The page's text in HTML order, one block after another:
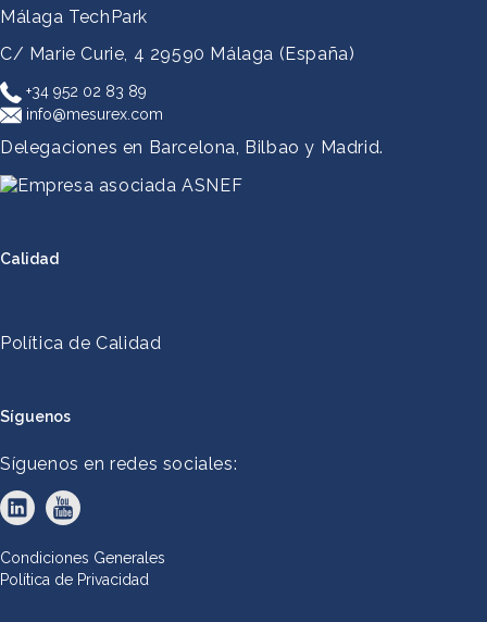
Málaga TechPark
C/ Marie Curie, 4 29590 Málaga (España)
+34 952 02 83 89
info@mesurex.com
Delegaciones en Barcelona, Bilbao y Madrid.
Calidad
Política de Calidad
Síguenos
Síguenos en redes sociales:
Condiciones Generales
Política de Privacidad